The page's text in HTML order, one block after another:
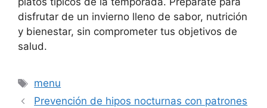
disfrutar de un invierno lleno de sabor, nutrición
y bienestar, sin comprometer tus objetivos de
salud.
Etiquetas
menu
Prevención de hipos nocturnas con patrones